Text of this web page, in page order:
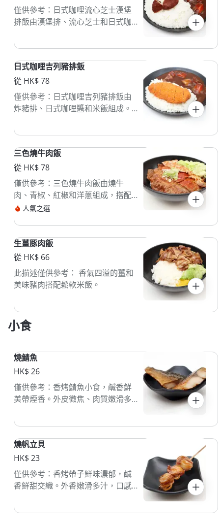
僅供參考：日式咖哩流心芝士漢堡
排飯由漢堡排、流心芝士和日式咖
製，咖哩醬香濃，流心芝士增添滑
士。
日式咖哩吉列豬排飯
從 HK$ 78
僅供參考：日式咖哩吉列豬排飯由
炸豬排、日式咖哩醬和米飯組成。
配有醃菜。
三色燒牛肉飯
從 HK$ 78
僅供參考：三色燒牛肉飯由燒牛
肉、青椒、紅椒和洋蔥組成，搭配
白飯。牛肉經過燒烤，味道鮮美，
配上清脆的蔬菜，口感豐富。這道
享用。
人氣之選
生薑豚肉飯
從 HK$ 66
此描述僅供參考： 香氣四溢的薑和
美味豬肉搭配鬆軟米飯。
小食
燒鯖魚
HK$ 26
僅供參考：香烤鯖魚小食，鹹香鮮
美帶煙香。外皮微焦、肉質嫩滑多
燒帆立貝
HK$ 23
僅供參考：香烤帶子鮮味濃郁，鹹
香鮮甜交織。外香嫩滑多汁，口感